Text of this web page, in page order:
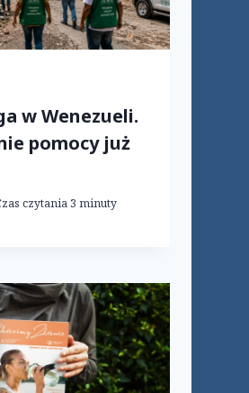
w Wenezueli.
pomocy już
czytania 3 minuty